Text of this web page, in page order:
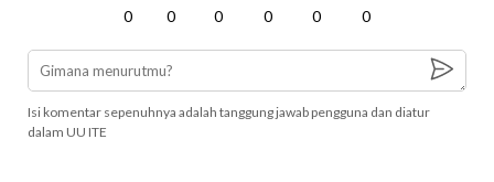
0 0 0 0 0 0
Isi komentar sepenuhnya adalah tanggung jawab pengguna dan diatur
dalam UU ITE